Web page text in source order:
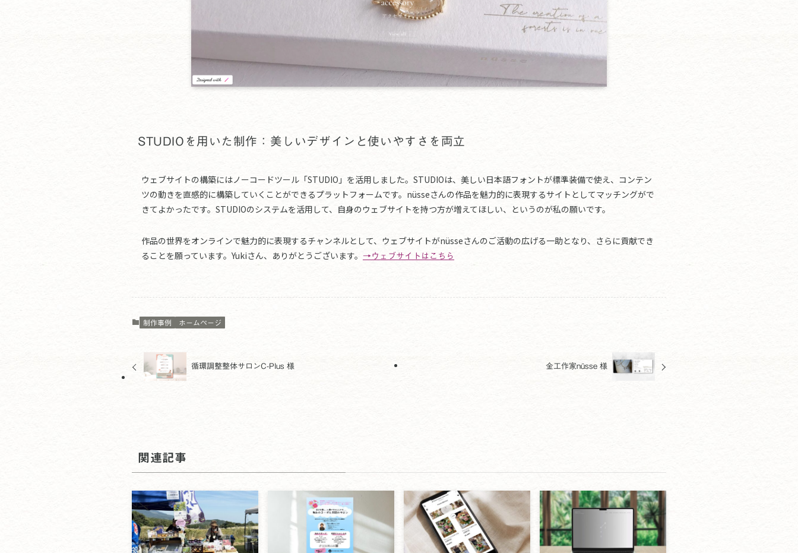
STUDIOを用いた制作：美しいデザインと使いやすさを両立
ウェブサイトの構築にはノーコードツール「STUDIO」を活用しました。STUDIOは、美しい日本語フォントが標準装備で使え、コンテン
ツの動きを直感的に構築していくことができるプラットフォームです。nüsseさんの作品を魅力的に表現するサイトとしてマッチングがで
きてよかったです。STUDIOのシステムを活用して、自身のウェブサイトを持つ方が増えてほしい、というのが私の願いです。
作品の世界をオンラインで魅力的に表現するチャンネルとして、ウェブサイトがnüsseさんのご活動の広げる一助となり、さらに貢献でき
ることを願っています。Yukiさん、ありがとうございます。
→ウェブサイトはこちら
制作事例 ホームページ
循環調整整体サロンC-Plus 様 金工作家nüsse 様
関連記事